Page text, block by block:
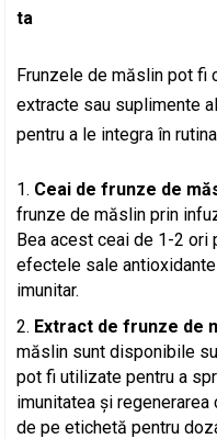
ta
Frunzele de măslin pot fi
extracte sau suplimente
pentru a le integra în
Ceai de frunze de
frunze de măslin prin
Bea acest ceai de 1-2 ori
efectele sale
imunitar.
Extract de frunze de
măslin sunt disponibile
pot fi utilizate pentru a
imunitatea și
de pe etichetă pentru